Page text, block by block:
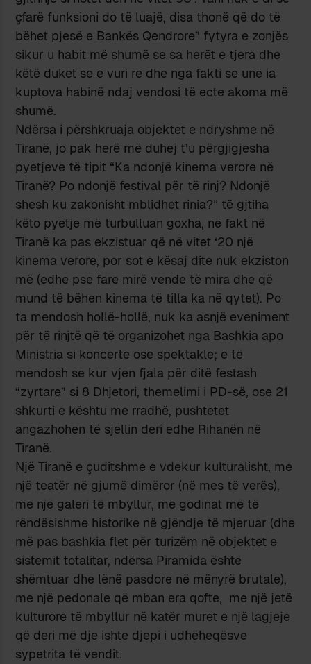
çfarë funksioni do të luajë, disa thonë që do të
bëhet pjesë e Bankës Qendrore” fytyra e zonjës
sikur u habit më shumë se sa herët e tjera dhe
këtë duket se e vuri re dhe nga fakti se unë ia
kuptova habinë ndaj vendosi të ecte akoma më
shumë.
Ndërsa i përshkruaja objektet e ndryshme në
Tiranë, jo pak herë më duhej t’u përgjigjesha
pyetjeve të tipit “Ka ndonjë kinema verore në
Tiranë? Po ndonjë festival për të rinj? Ndonjë
shesh ku zakonisht mblidhet rinia?” të gjtiha
këto pyetje më turbulluan goxha, në fakt në
Tiranë ka pas ekzistuar që në vitet ‘20 një
kinema verore, por sot e kësaj dite nuk ekziston
më (edhe pse fare mirë vende të mira dhe që
mund të bëhen kinema të tilla ka në qytet). Po
ta mendosh hollë-hollë, nuk ka asnjë eveniment
për të rinjtë që të organizohet nga Bashkia apo
Ministria si koncerte ose spektakle; e të
mendosh se kur vjen fjala për ditë festash
“zyrtare” si 8 Dhjetori, themelimi i PD-së, ose 21
shkurti e kështu me rradhë, pushtetet
angazhohen të sjellin deri edhe Rihanën në
Tiranë.
Një Tiranë e çuditshme e vdekur kulturalisht, me
një teatër në gjumë dimëror (në mes të verës),
me një galeri të mbyllur, me godinat më të
rëndësishme historike në gjëndje të mjeruar (dhe
më pas bashkia flet për turizëm në objektet e
sistemit totalitar, ndërsa Piramida është
shëmtuar dhe lënë pasdore në mënyrë brutale),
me një pedonale që mban era qofte, me një jetë
kulturore të mbyllur në katër muret e një lagjeje
që deri më dje ishte djepi i udhëheqësve
sypetrita të vendit.